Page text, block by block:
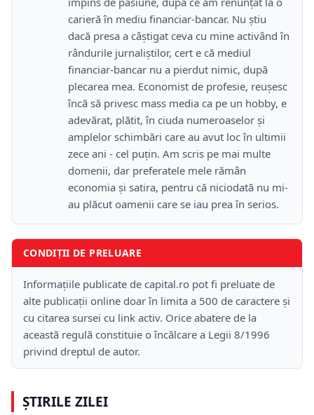
carieră în mediu financiar-bancar. Nu știu
dacă presa a câștigat ceva cu mine activând în
rândurile jurnaliștilor, cert e că mediul
financiar-bancar nu a pierdut nimic, după
plecarea mea. Economist de profesie, reușesc
încă să privesc mass media ca pe un hobby, e
adevărat, plătit, în ciuda numeroaselor și
amplelor schimbări care au avut loc în ultimii
zece ani - cel puțin. Am scris pe mai multe
domenii, dar preferatele mele rămân
economia și satira, pentru că niciodată nu mi-
au plăcut oamenii care se iau prea în serios.
CONDIȚII DE PRELUARE
Informațiile publicate de capital.ro pot fi preluate de
alte publicații online doar în limita a 500 de caractere și
cu citarea sursei cu link activ. Orice abatere de la
această regulă constituie o încălcare a Legii 8/1996
privind dreptul de autor.
ȘTIRILE ZILEI